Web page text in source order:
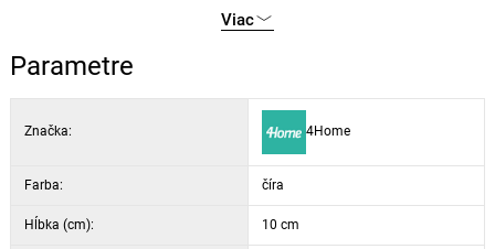
teplotám, mechanickému poškodeniu a pôsobeniu chemikálií)
ľahká údržba (okrem viečka možno umývať v umývačke riadu)
Viac
Parametre
Značka: 4Home
Farba: číra
Hĺbka (cm): 10 cm